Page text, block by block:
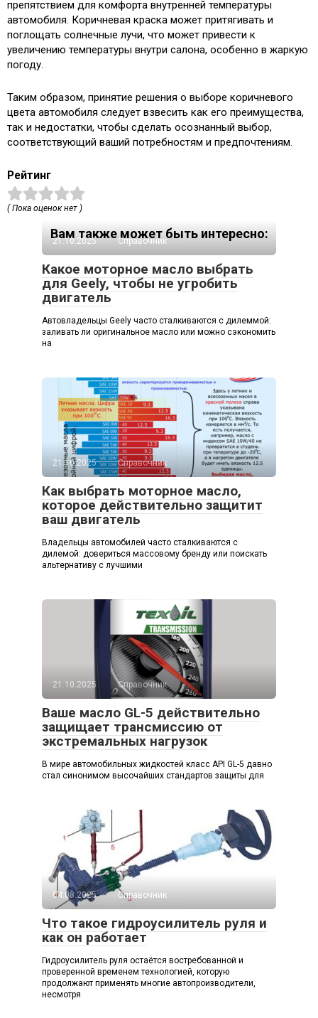
препятствием для комфорта внутренней температуры
автомобиля. Коричневая краска может притягивать и
поглощать солнечные лучи, что может привести к
увеличению температуры внутри салона, особенно в жаркую
погоду.
Таким образом, принятие решения о выборе коричневого
цвета автомобиля следует взвесить как его преимущества,
так и недостатки, чтобы сделать осознанный выбор,
соответствующий ваший потребностям и предпочтениям.
Рейтинг
( Пока оценок нет )
Вам также может быть интересно:
21.10.2025 Справочник
Какое моторное масло выбрать
для Geely, чтобы не угробить
двигатель
Автовладельцы Geely часто сталкиваются с дилеммой:
заливать ли оригинальное масло или можно сэкономить
на
21.10.2025 Справочник
Как выбрать моторное масло,
которое действительно защитит
ваш двигатель
Владельцы автомобилей часто сталкиваются с
дилемой: довериться массовому бренду или поискать
альтернативу с лучшими
21.10.2025 Справочник
Ваше масло GL-5 действительно
защищает трансмиссию от
экстремальных нагрузок
В мире автомобильных жидкостей класс API GL-5 давно
стал синонимом высочайших стандартов защиты для
04.08.2025 Справочник
Что такое гидроусилитель руля и
как он работает
Гидроусилитель руля остаётся востребованной и
проверенной временем технологией, которую
продолжают применять многие автопроизводители,
несмотря